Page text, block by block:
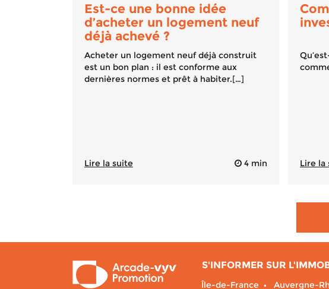
Est-ce une bonne idée
d’acheter un logement neuf
déjà achevé ?
Acheter un logement neuf déjà construit
est un bon plan : il est conforme aux
dernières normes et prêt à habiter.[…]
Lire la suite 4 min Lire la
S'INFORMER SUR
Île-de-France Auvergne-